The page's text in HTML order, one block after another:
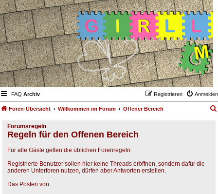
FAQ Archiv Anmelden
Registrieren
Foren-Übersicht Willkommen im Forum Offener Bereich
Forumsregeln
Regeln für den Offenen Bereich
Für alle Gäste gelten die üblichen Forenregeln.
Registrierte Benutzer sollen hier keine Threads eröffnen, sondern dafür die
anderen Unterforen nutzen, dürfen aber Antworten erstellen.
Das Posten von